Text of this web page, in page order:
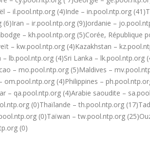
– il.pool.ntp.org (4)Inde – in.pool.ntp.org
(6)Iran – ir.pool.ntp.org (9)Jordanie –
– kh.pool.ntp.org (5)Corée, République
– kw.pool.ntp.org (4)Kazakhstan –
– lb.pool.ntp.org (4)Sri Lanka –
– mo.pool.ntp.org (5)Maldives –
om.pool.ntp.org (4)Philippines –
– qa.pool.ntp.org (4)Arabie saoudite –
(0)Thaïlande – th.pool.ntp.org
(0)Taïwan – tw.pool.ntp.org
(0)